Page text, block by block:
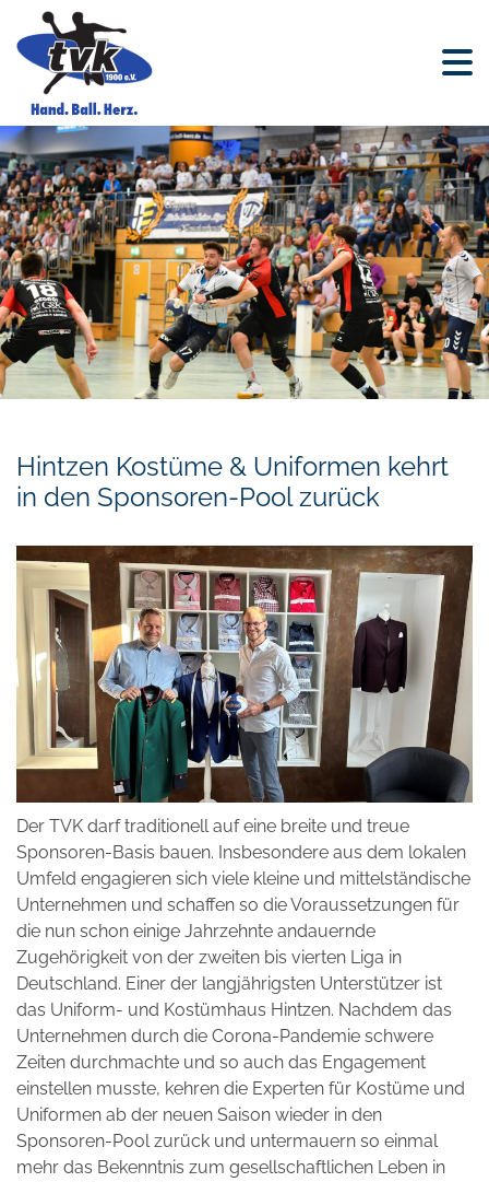
Hintzen Kostüme & Uniformen kehrt
in den Sponsoren-Pool zurück
Der TVK darf traditionell auf eine breite und treue
Sponsoren-Basis bauen. Insbesondere aus dem lokalen
Umfeld engagieren sich viele kleine und mittelständische
Unternehmen und schaffen so die Voraussetzungen für
die nun schon einige Jahrzehnte andauernde
Zugehörigkeit von der zweiten bis vierten Liga in
Deutschland. Einer der langjährigsten Unterstützer ist
das Uniform- und Kostümhaus Hintzen. Nachdem das
Unternehmen durch die Corona-Pandemie schwere
Zeiten durchmachte und so auch das Engagement
einstellen musste, kehren die Experten für Kostüme und
Uniformen ab der neuen Saison wieder in den
Sponsoren-Pool zurück und untermauern so einmal
mehr das Bekenntnis zum gesellschaftlichen Leben in